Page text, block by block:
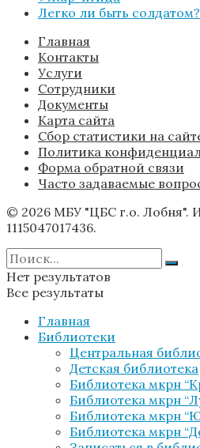
Легко ли быть солдатом?
Главная
Контакты
Услуги
Сотрудники
Документы
Карта сайта
Сбор статистики на
Политика
Форма обратной связи
Часто задаваемые
© 2026 МБУ "ЦБС г.о. Лобня".
1115047017436.
Нет результатов
Все результаты
Главная
Библиотеки
Центральная
Детская библиотека
Библиотека мкрн
Библиотека мкрн
Библиотека мкрн
Библиотека мкрн